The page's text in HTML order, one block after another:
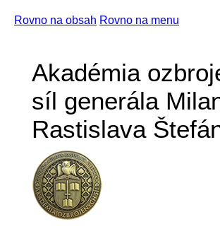
Rovno na obsah Rovno na menu
Akadémia
síl generála
Rastislava